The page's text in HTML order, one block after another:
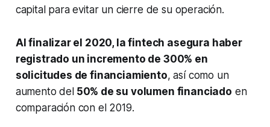
capital para evitar un cierre de su operación.
Al finalizar el 2020, lafintech asegura haber
registrado un incremento de 300% en
solicitudes de financiamiento, así como un
aumento del50% de su volumen financiado en
comparación con el 2019.